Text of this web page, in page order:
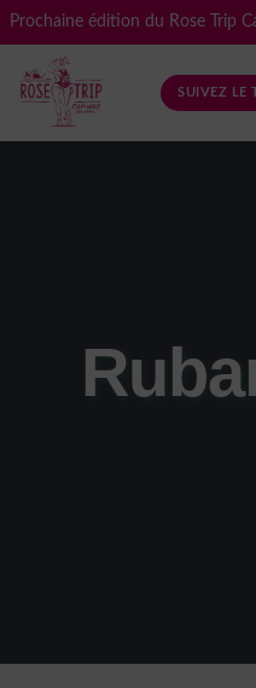
Prochaine édition du Rose Trip
Skip
content
SUIVEZ LE